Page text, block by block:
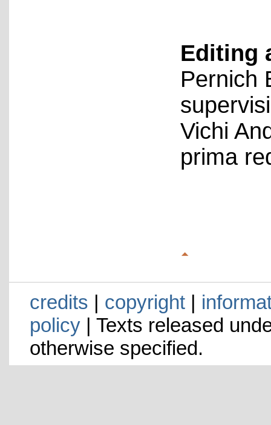
Editing
Pernich
Vichi
prima
credits | copyright|
policy| Texts released
otherwise specified.